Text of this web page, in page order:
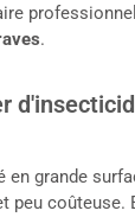
.
en grande
peu coûteuse.